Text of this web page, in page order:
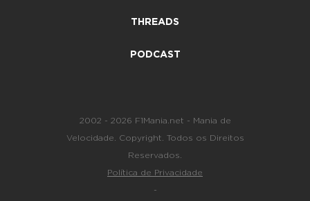
THREADS
PODCAST
2002 - 2026 F1Mania.net - Mania de
Velocidade. Copyright. Todos os Direitos
Reservados.
Política de Privacidade
-